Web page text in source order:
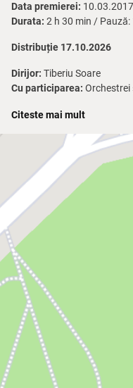
Data premierei: 10.03.2017
Durata: 2 h 30 min / Pauză:
Distribuție 17.10.2026
Dirijor: Tiberiu Soare
Cu participarea: Orchestrei
spectacolelor în cazul în
Citeste mai mult